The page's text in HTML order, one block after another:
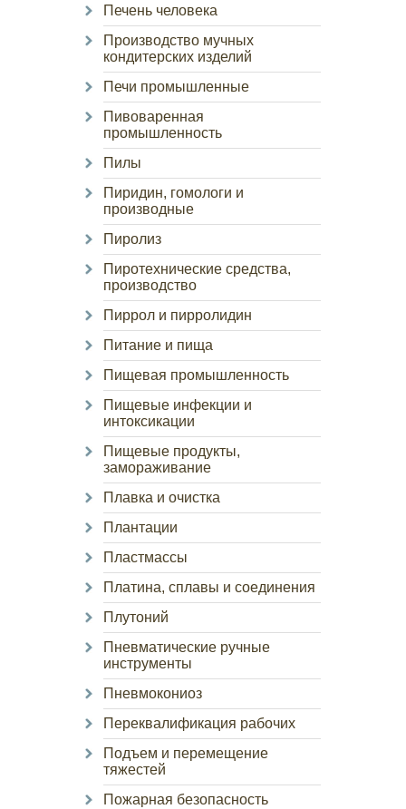
Печень человека
Производство мучных
кондитерских изделий
Печи промышленные
Пивоваренная
промышленность
Пилы
Пиридин, гомологи и
производные
Пиролиз
Пиротехнические средства,
производство
Пиррол и пирролидин
Питание и пища
Пищевая промышленность
Пищевые инфекции и
интоксикации
Пищевые продукты,
замораживание
Плавка и очистка
Плантации
Пластмассы
Платина, сплавы и соединения
Плутоний
Пневматические ручные
инструменты
Пневмокониоз
Переквалификация рабочих
Подъем и перемещение
тяжестей
Пожарная безопасность